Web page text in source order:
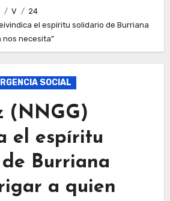
V
24
el espíritu solidario de Burriana
nos necesita”
SOCIAL
(NNGG)
el espíritu
Burriana
a quien